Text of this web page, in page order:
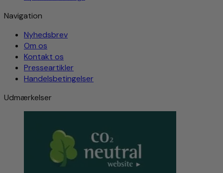
Navigation
Nyhedsbrev
Om os
Kontakt os
Presseartikler
Handelsbetingelser
Udmærkelser